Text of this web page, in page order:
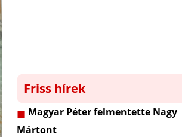
Friss hírek
Magyar Péter felmentette Nagy
Mártont